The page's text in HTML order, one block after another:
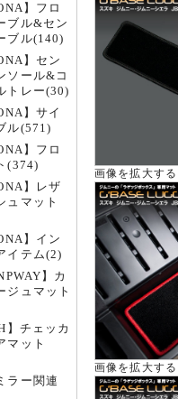
】フロ
ブル&セン
ブル(140)
】セン
ソール&コ
トレー(30)
】サイ
ル(571)
】フロ
(374)
】レザ
ュマット
】イン
イテム(2)
】カ
ジュマット
】チェッカ
マット
ラー関連
画像を拡大する
画像を拡大する